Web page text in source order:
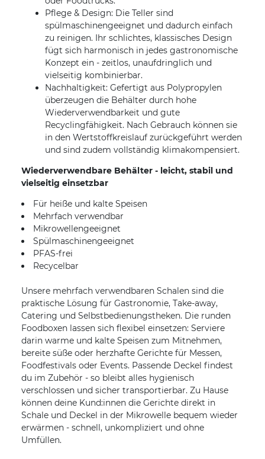
Pflege & Design: Die Teller sind
spülmaschinengeeignet und dadurch einfach
zu reinigen. Ihr schlichtes, klassisches Design
fügt sich harmonisch in jedes gastronomische
Konzept ein - zeitlos, unaufdringlich und
vielseitig kombinierbar.
Nachhaltigkeit: Gefertigt aus Polypropylen
überzeugen die Behälter durch hohe
Wiederverwendbarkeit und gute
Recyclingfähigkeit. Nach Gebrauch können sie
in den Wertstoffkreislauf zurückgeführt werden
und sind zudem vollständig klimakompensiert.
Wiederverwendbare Behälter - leicht, stabil und
vielseitig einsetzbar
Für heiße und kalte Speisen
Mehrfach verwendbar
Mikrowellengeeignet
Spülmaschinengeeignet
PFAS-frei
Recycelbar
Unsere mehrfach verwendbaren Schalen sind die
praktische Lösung für Gastronomie, Take-away,
Catering und Selbstbedienungstheken. Die runden
Foodboxen lassen sich flexibel einsetzen: Serviere
darin warme und kalte Speisen zum Mitnehmen,
bereite süße oder herzhafte Gerichte für Messen,
Foodfestivals oder Events. Passende Deckel findest
du im Zubehör - so bleibt alles hygienisch
verschlossen und sicher transportierbar. Zu Hause
können deine Kund:innen die Gerichte direkt in
Schale und Deckel in der Mikrowelle bequem wieder
erwärmen - schnell, unkompliziert und ohne
Umfüllen.